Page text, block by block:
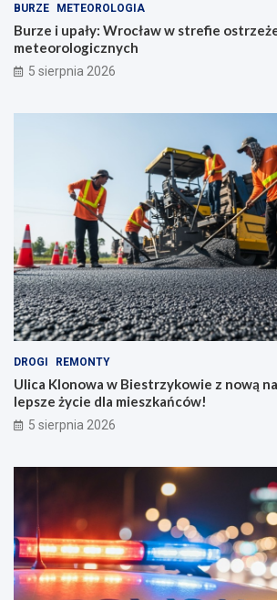
BURZE METEOROLOGIA
Burze i upały: Wrocław w strefie
meteorologicznych
5 sierpnia 2026
DROGI REMONTY
Ulica Klonowa w Biestrzykowie z nową
lepsze życie dla mieszkańców!
5 sierpnia 2026